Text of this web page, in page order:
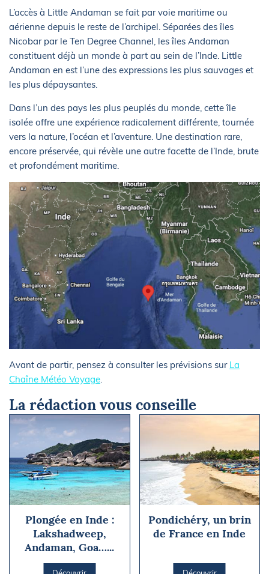
L’accès à Little Andaman se fait par voie maritime ou
aérienne depuis le reste de l’archipel. Séparées des îles
Nicobar par le Ten Degree Channel, les îles Andaman
constituent déjà un monde à part au sein de l’Inde. Little
Andaman en est l’une des expressions les plus sauvages et
les plus dépaysantes.
Dans l’un des pays les plus peuplés du monde, cette île
isolée offre une expérience radicalement différente, tournée
vers la nature, l’océan et l’aventure. Une destination rare,
encore préservée, qui révèle une autre facette de l’Inde, brute
et profondément maritime.
Avant de partir, pensez à consulter les prévisions sur La
Chaîne Météo Voyage.
La rédaction vous conseille
Plongée en Inde :
Lakshadweep,
Andaman, Goa…...
Pondichéry, un brin
de France en Inde